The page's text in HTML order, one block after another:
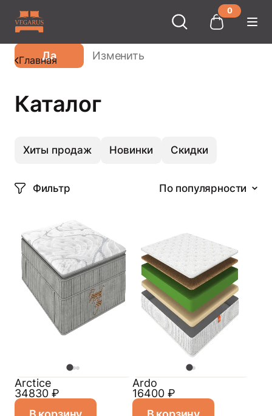
0
Ваш город
Да Изменить
Главная
Каталог
Хиты продаж Новинки Скидки
Фильтр По популярности
Arctice
34830 ₽
Ardo
16400 ₽